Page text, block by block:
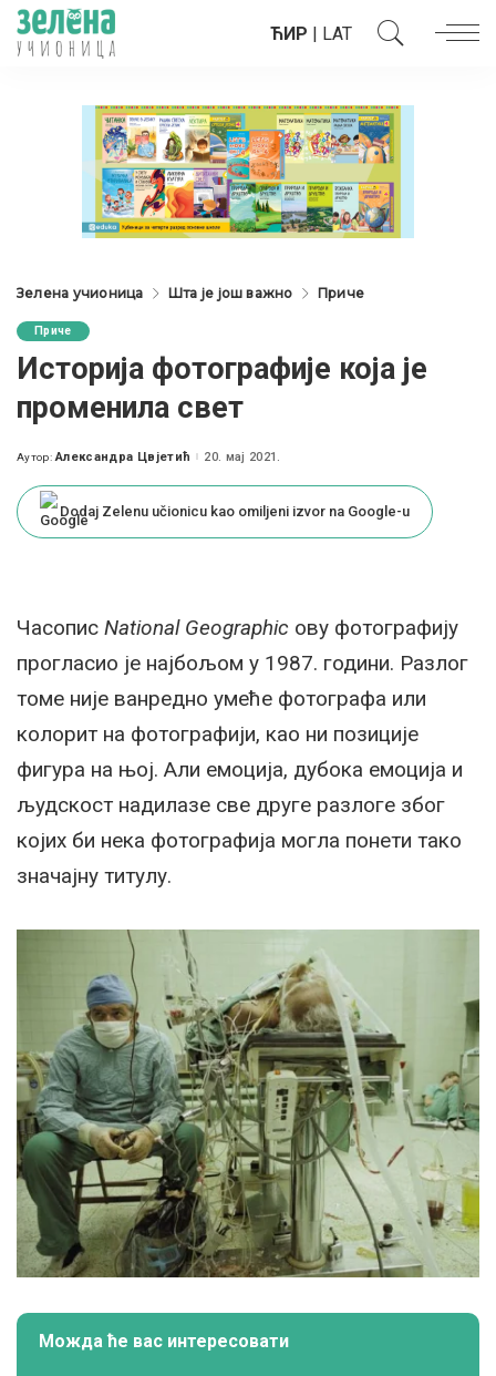
ЋИР | LAT
Зелена учионица Шта је још важно Приче
Приче
Историја фотографије која је
променила свет
Posted
Аутор: Александра Цвјетић 20. мај 2021.
Dodaj Zelenu učionicu kao omiljeni izvor na Google-u
Часопис National Geographic ову фотографију
прогласио је најбољом у 1987. години. Разлог
томе није ванредно умеће фотографа или
колорит на фотографији, као ни позиције
фигура на њој. Али емоција, дубока емоција и
људскост надилазе све друге разлоге због
којих би нека фотографија могла понети тако
значајну титулу.
Можда ће вас интересовати